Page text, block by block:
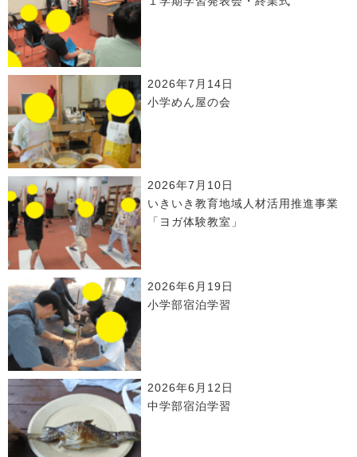
2026年7月14日
小学めん屋の会
2026年7月10日
いきいき教育地域人材活用推進事業
「ヨガ体験教室」
2026年6月19日
小学部宿泊学習
2026年6月12日
中学部宿泊学習